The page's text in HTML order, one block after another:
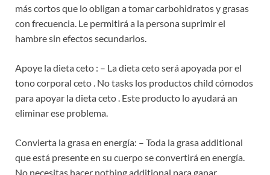
más cortos que lo obligan a tomar carbohidratos y grasas
con frecuencia. Le permitirá a la persona suprimir el
hambre sin efectos secundarios.
Apoye la dieta ceto : – La dieta ceto será apoyada por el
tono corporal ceto . No tasks los productos child cómodos
para apoyar la dieta ceto . Este producto lo ayudará an
eliminar ese problema.
Convierta la grasa en energía: – Toda la grasa additional
que está presente en su cuerpo se convertirá en energía.
No necesitas hacer nothing additional para ganar